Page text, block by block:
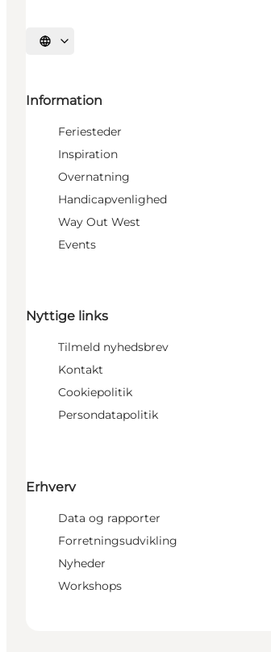
Vælg sprog
Information
Feriesteder
Inspiration
Overnatning
Handicapvenlighed
Way Out West
Events
Nyttige links
Tilmeld nyhedsbrev
Kontakt
Cookiepolitik
Persondatapolitik
Erhverv
Data og rapporter
Forretningsudvikling
Nyheder
Workshops